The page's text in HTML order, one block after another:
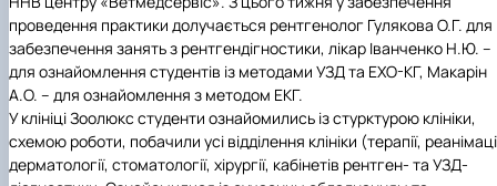
проведення практики долучається рентгенолог Гулякова О.Г. для
забезпечення занять з рентгендігностики, лікар Іванченко Н.Ю. –
для ознайомлення студентів із методами УЗД та ЕХО-КГ, Макарін
А.О. – для ознайомлення з методом ЕКГ.
У клініці Зоолюкс студенти ознайомились із стурктурою клініки,
схемою роботи, побачили усі відділення клініки (терапії,
дерматології, стоматології, хірургії, кабінетів рентген- та УЗД-